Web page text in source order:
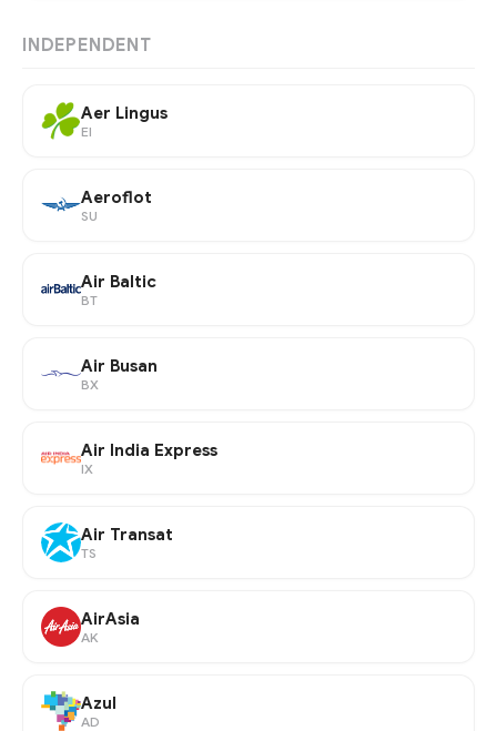
INDEPENDENT
Aer Lingus
EI
Aeroflot
SU
Air Baltic
BT
Air Busan
BX
Air India Express
IX
Air Transat
TS
AirAsia
AK
Azul
AD